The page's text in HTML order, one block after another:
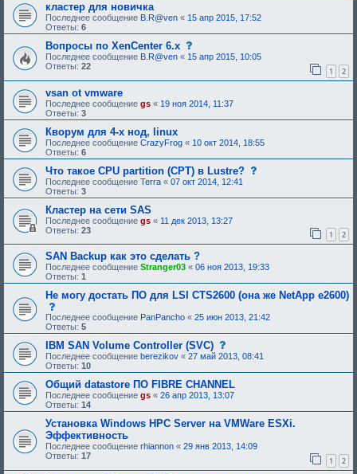
б
н
и
кластер для новичка
Последнее сообщение B.R@ven « 15 апр 2015, 17:52
Ответы: 6
Вопросы по XenCenter 6.x
о
о
щ
н
е
т
р
е
б
у
ю
щ
е
о
о
б
р
е
н
и
я
Последнее сообщение B.R@ven « 15 апр 2015, 10:05
Ответы: 22 1 2
vsan ot vmware
Последнее сообщение gs « 19 ноя 2014, 11:37
Ответы: 3
Кворум для 4-х нод, linux
Последнее сообщение CrazyFrog « 10 окт 2014, 18:55
Ответы: 6
Что такое CPU partition (CPT) в Lustre?
б
е
т
е
б
ю
щ
е
д
я
Последнее сообщение Terra « 07 окт 2014, 12:41
Ответы: 3
Кластер на сети SAS
Последнее сообщение gs « 11 дек 2013, 13:27
Ответы: 23 1 2
SAN Backup как это сделать ?
Последнее сообщение Stranger03 « 06 ноя 2013, 19:33
Ответы: 1
Не могу достать ПО для LSI CTS2600 (она же NetApp e2600)
о
о
б
щ
е
н
и
е
,
т
р
е
б
у
ю
щ
е
Последнее сообщение PanPancho « 25 июн 2013, 21:42
Ответы: 5
IBM SAN Volume Controller (SVC)
о
б
щ
е
н
и
е
,
р
б
Последнее сообщение berezikov « 27 май 2013, 08:41
Ответы: 10
Общий datastore ПО FIBRE CHANNEL
Последнее сообщение gs « 26 апр 2013, 13:07
Ответы: 14
Установка Windows HPC Server на VMWare ESXi.
Эффективность
Последнее сообщение rhiannon « 29 янв 2013, 14:09
Ответы: 17 1 2